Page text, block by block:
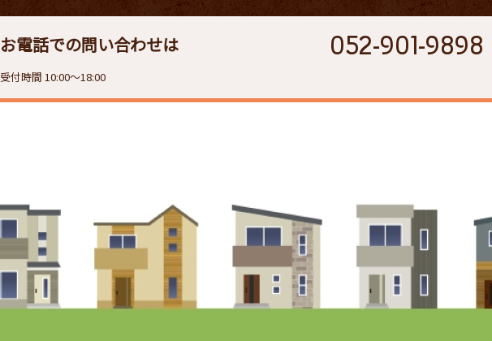
お電話での問い合わせは
受付時間 10:00〜18:00
052-901-9898